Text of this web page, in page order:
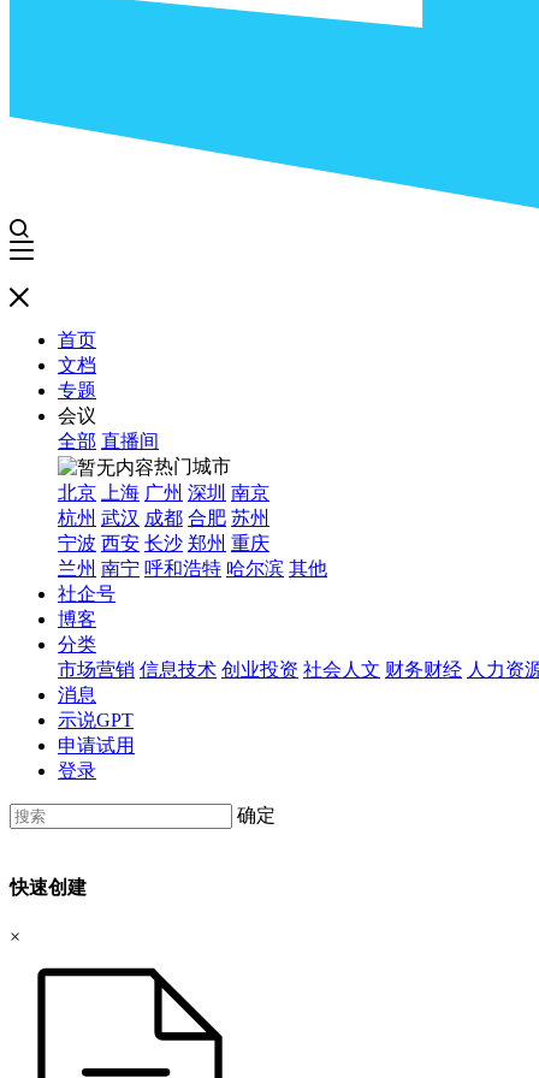
首页
文档
专题
会议
全部 直播间
热门城市
北京
上海 广州 深圳 南京
杭州 武汉 成都 合肥 苏州
宁波 西安 长沙 郑州 重庆
兰州 南宁 呼和浩特 哈尔滨 其他
社企号
博客
分类
市场营销 信息技术 创业投资 社会人文 财务财经 人力资
消息
示说GPT
申请试用
登录
确定
快速创建
×